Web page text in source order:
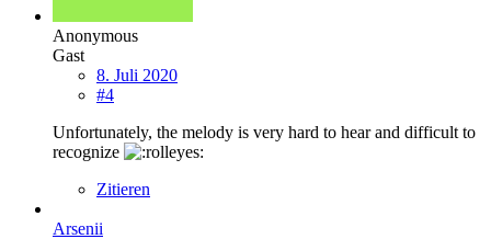
Anonymous
Gast
8. Juli 2020
#4
Unfortunately, the melody is very hard to hear and difficult to
recognize
Zitieren
Arsenii